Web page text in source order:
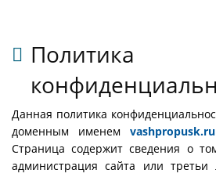
Политика
Данная политика
доменным именемvashpropusk.ru
Страница содержит сведения о
администрация сайта или третьи